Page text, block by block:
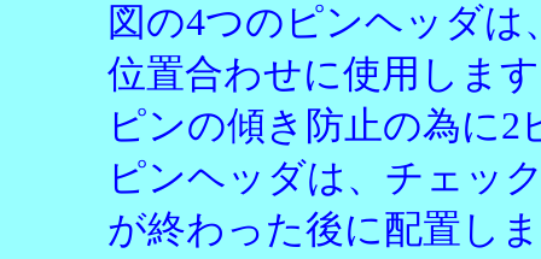
図の4つのピンヘッダ
位置合わせに使用しま
ピンの傾き防止の為に
ピンヘッダは、チェッ
が終わった後に配置し